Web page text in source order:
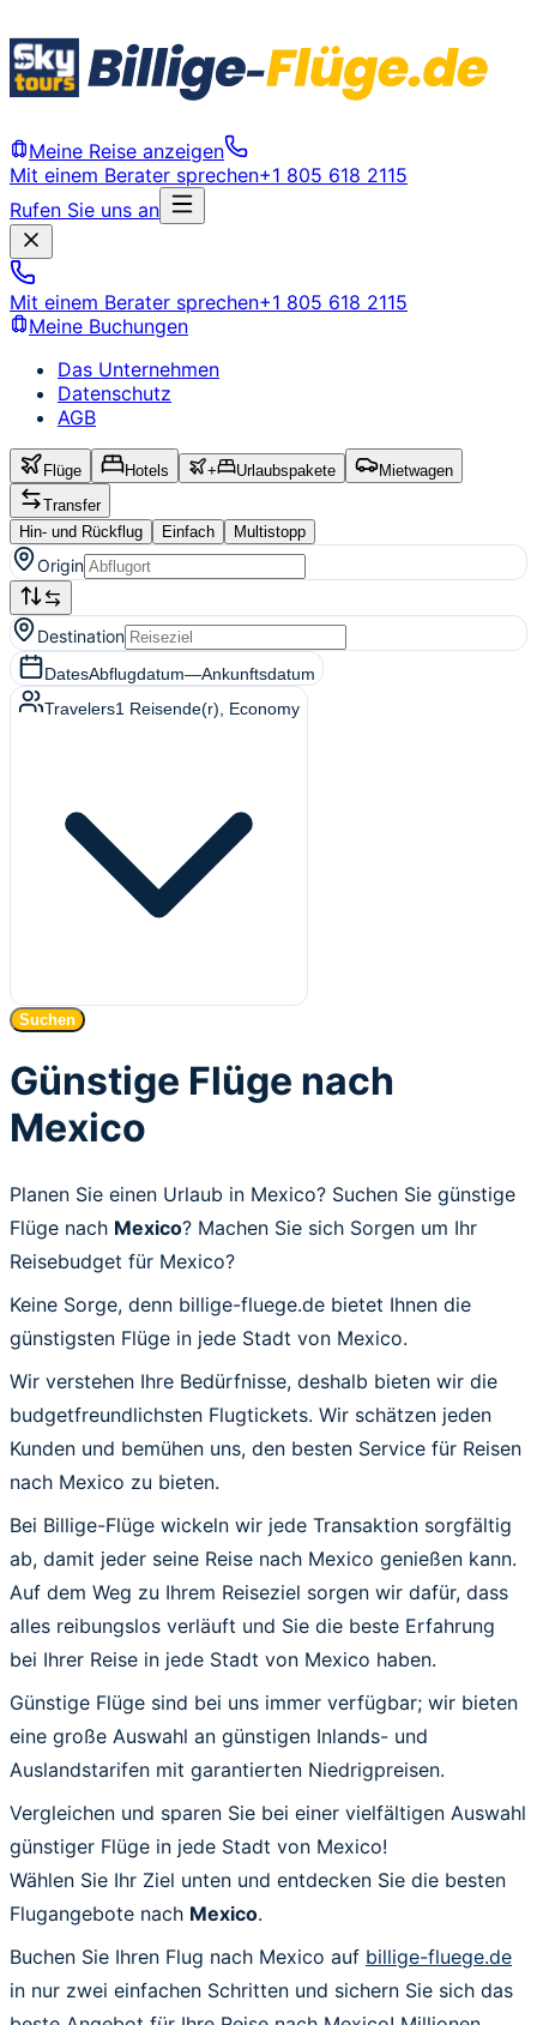
Meine Reise anzeigen
Mit einem Berater sprechen+1 805 618 2115
Rufen Sie uns an
Mit einem Berater sprechen+1 805 618 2115
Meine Buchungen
Das Unternehmen
Datenschutz
AGB
Flüge Hotels + Urlaubspakete
Mietwagen
Transfer
Hin- und Rückflug
Einfach Multistopp
Origin
Destination
DatesAbflugdatum—Ankunftsdatum
Travelers1 Reisende(r) , Economy
Suchen
Günstige Flüge nach
Mexico
Planen Sie einen Urlaub in Mexico? Suchen Sie günstige
Flüge nach Mexico? Machen Sie sich Sorgen um Ihr
Reisebudget für Mexico?
Keine Sorge, denn billige-fluege.de bietet Ihnen die
günstigsten Flüge in jede Stadt von Mexico.
Wir verstehen Ihre Bedürfnisse, deshalb bieten wir die
budgetfreundlichsten Flugtickets. Wir schätzen jeden
Kunden und bemühen uns, den besten Service für Reisen
nach Mexico zu bieten.
Bei Billige-Flüge wickeln wir jede Transaktion sorgfältig
ab, damit jeder seine Reise nach Mexico genießen kann.
Auf dem Weg zu Ihrem Reiseziel sorgen wir dafür, dass
alles reibungslos verläuft und Sie die beste Erfahrung
bei Ihrer Reise in jede Stadt von Mexico haben.
Günstige Flüge sind bei uns immer verfügbar; wir bieten
eine große Auswahl an günstigen Inlands- und
Auslandstarifen mit garantierten Niedrigpreisen.
Vergleichen und sparen Sie bei einer vielfältigen Auswahl
günstiger Flüge in jede Stadt von Mexico!
Wählen Sie Ihr Ziel unten und entdecken Sie die besten
Flugangebote nach Mexico.
Buchen Sie Ihren Flug nach Mexico auf billige-fluege.de
in nur zwei einfachen Schritten und sichern Sie sich das